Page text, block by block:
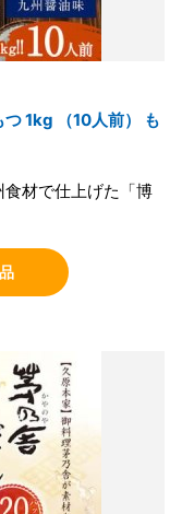
つ 1kg （10人前） も
材で仕上げた「博